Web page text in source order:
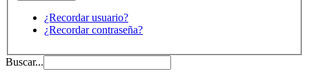
¿Recordar usuario?
¿Recordar contraseña?
Buscar...